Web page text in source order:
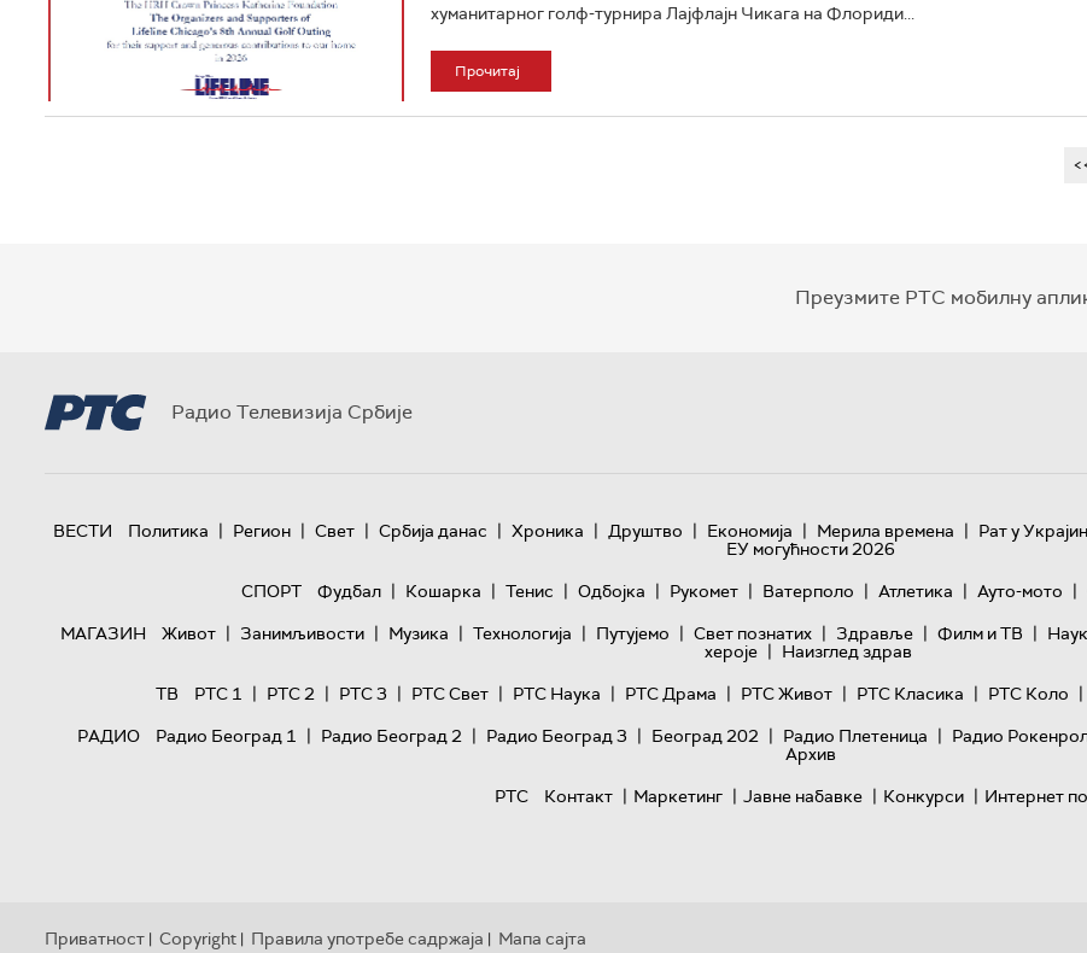
хуманитарног голф-турнира Лајфлајн Чикага на Флориди...
Прочитај
Преузмите РТС мобилну
Радио Телевизија Србије
ВЕСТИ Политика | Регион | Свет | Србија данас | Хроника | Друштво | Економија | Мерила времена | Рат у
ЕУ могућности 2026
СПОРТ
Фудбал | Кошарка | Тенис | Одбојка | Рукомет | Ватерполо | Атлетика | Ауто-мото |
МАГАЗИН
Живот | Занимљивости | Музика | Технологијa | Путујемо | Свет познатих | Здравље | Филм и ТВ |
хероје | Наизглед здрав
ТВ
РТС 1 | РТС 2 | РТС 3 | РТС Свет | РТС Наука | РТС Драма | РТС Живот | РТС Класика | РТС Коло |
РАДИО
Радио Београд 1 | Радио Београд 2 | Радио Београд 3 | Београд 202 | Радио Плетеница | Радио
Архив
РТС
Контакт | Маркетинг | Јавне набавке | Конкурси | Интернет
Приватност | Copyright | Правила употребе садржаја | Мапа сајта